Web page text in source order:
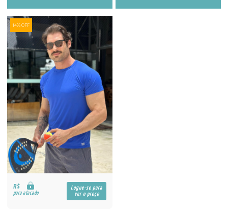
14% OFF
R$
para atacado
Logue-se para
ver o preço